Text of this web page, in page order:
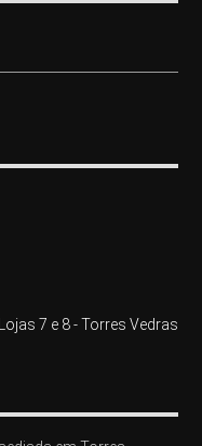
7 e 8 - Torres Vedras